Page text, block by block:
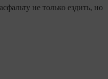
не только ездить, но